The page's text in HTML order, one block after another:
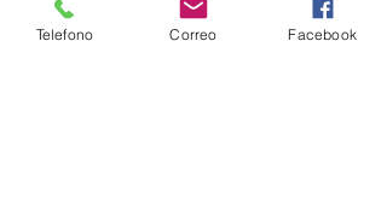
Telefono Correo Facebook